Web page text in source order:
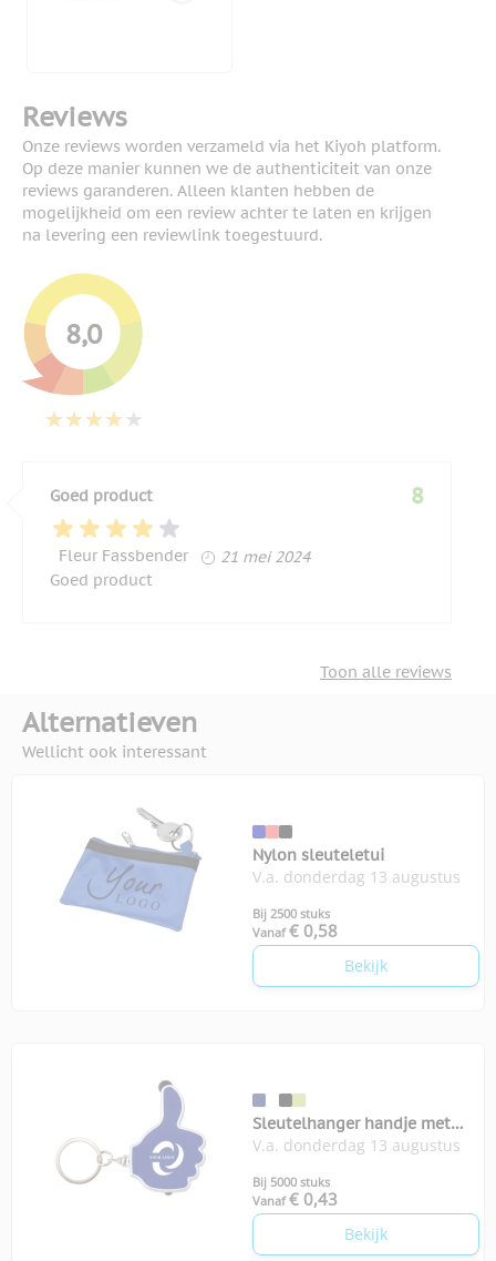
Reviews
Onze reviews worden verzameld via het Kiyoh platform.
Op deze manier kunnen we de authenticiteit van onze
reviews garanderen. Alleen klanten hebben de
mogelijkheid om een review achter te laten en krijgen
na levering een reviewlink toegestuurd.
8,0
Goed product
Fleur Fassbender 21 mei 2024
21 mei 2024
8
Goed product
Toon alle reviews
Alternatieven
Wellicht ook interessant
Nylon sleuteletui
V.a. donderdag 13 augustus
Bij 2500 stuks
Vanaf € 0,58
Bekijk
Sleutelhanger handje met
stylus en lampje
V.a. donderdag 13 augustus
Bij 5000 stuks
Vanaf € 0,43
Bekijk